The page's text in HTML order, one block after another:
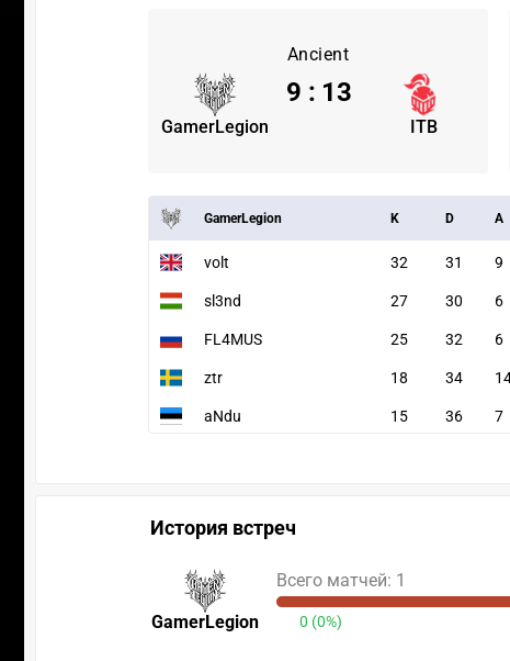
Ancient
GamerLegion ITB
9 : 13
GamerLegion K D A
volt 32 31 9
sl3nd 27 30 6
FL4MUS 25 32 6
ztr 18 34
aNdu 15 36 7
История встреч
GamerLegion
Всего матчей: 1
0 (0%)